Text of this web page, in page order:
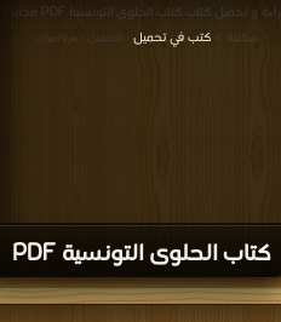
كتاب الحلوى التونسية PDF
قراءة و تحميل كتاب كتاب الحلوى التونسية PDF مجانا |
مكتبة > كتب في تحميل | التحميل : مرة/مرات